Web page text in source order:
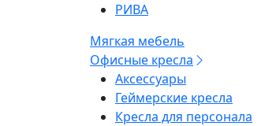
РИВА
Мягкая мебель
Офисные кресла
Аксессуары
Геймерские кресла
Кресла для персонала